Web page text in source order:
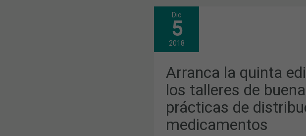
Dic
5
2018
Arranca la quinta
los talleres de
prácticas de
medicamentos
ARRANCA
LA
QUINTA
EDICIÓN
DE
DE
BUENAS
PRÁCTICAS
DE
DISTRIBUCIÓN
DE
MEDICAMENTOS